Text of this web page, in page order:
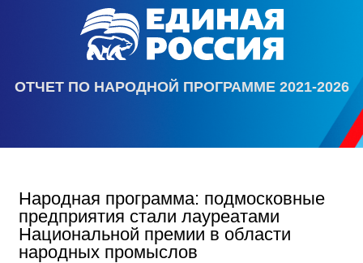
ОТЧЕТ ПО НАРОДНОЙ ПРОГРАММЕ 2021-2026
Народная программа: подмосковные
предприятия стали лауреатами
Национальной премии в области
народных промыслов